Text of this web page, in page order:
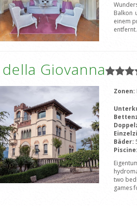
Balkon
einem
Giovanna
Zonen:
Bäder:
Piscine:
two
games